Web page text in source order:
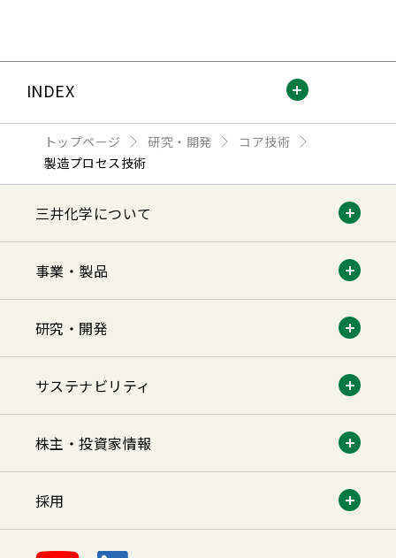
INDEX
トップページ 研究・開発
コア技術
製造プロセス技術
三井化学について
事業・製品
研究・開発
サステナビリティ
株主・投資家情報
採用